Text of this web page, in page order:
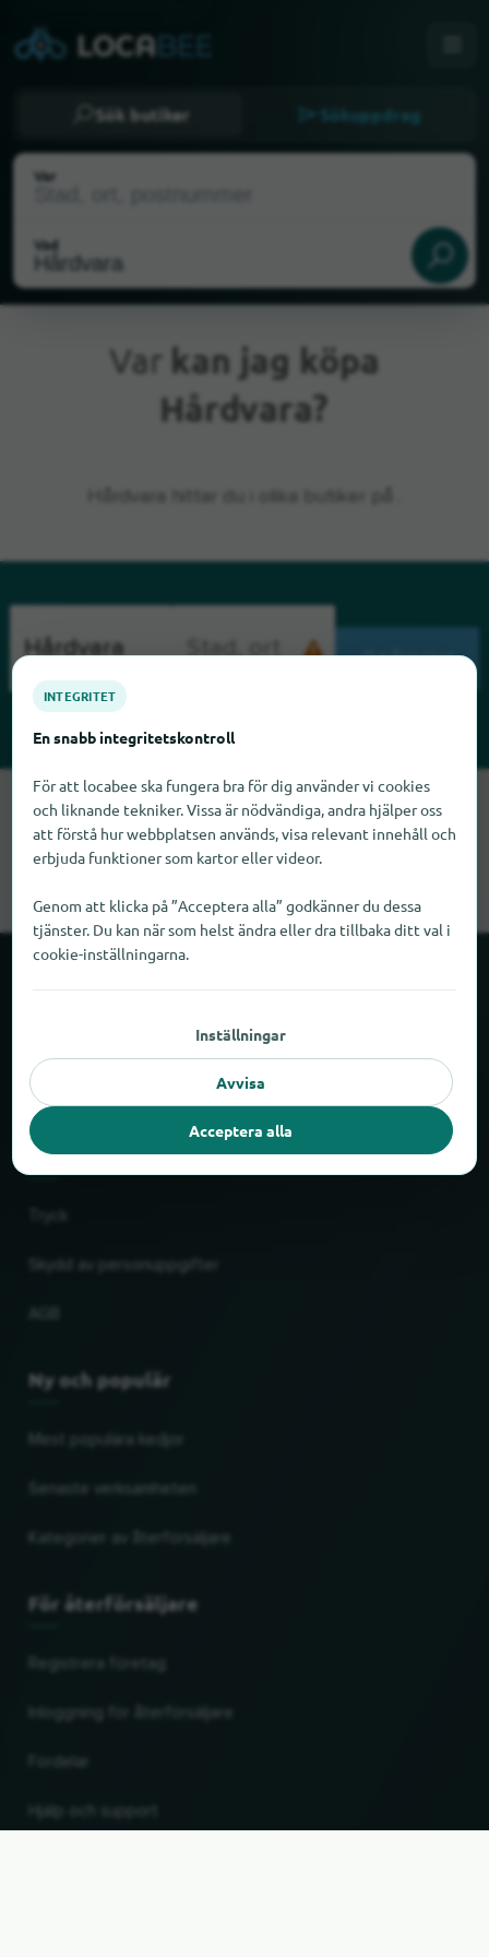
Sök butiker Sökuppdrag
Var
Vad
Nuvarande plats
Var kan jag köpa
Hårdvara?
SÖKNING
Tyvärr kan vi inte hitta Hårdvara just nu. Om du vet var
Hårdvara finns skulle vi bli glada om du meddelade oss det.
Om locabee
Partner
Rättslig
Ny och populär
Senaste verksamheten
Kategorier av återförsäljare
För återförsäljare
Inloggning för återförsäljare
Fördelar
INTEGRITET
En snabb integritetskontroll
För att locabee ska fungera bra för dig använder vi cookies
och liknande tekniker. Vissa är nödvändiga, andra hjälper oss
att förstå hur webbplatsen används, visa relevant innehåll och
erbjuda funktioner som kartor eller videor.
Genom att klicka på ”Acceptera alla” godkänner du dessa
tjänster. Du kan när som helst ändra eller dra tillbaka ditt val i
cookie-inställningarna.
Inställningar
Avvisa
Acceptera alla